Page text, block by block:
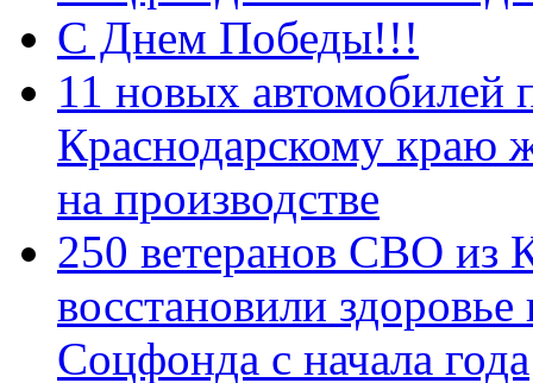
С Днем Победы!!!
11 новых автомобилей
Краснодарскому краю
на производстве
250 ветеранов СВО из
восстановили
Соцфонда с начала года